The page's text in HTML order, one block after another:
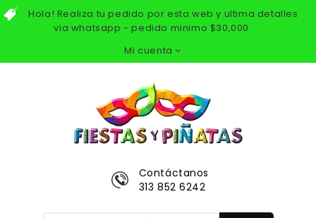
Hola! Realiza tu pedido por esta web y ultima detalles
via whatsapp - pedido minimo $30,000.
Mi cuenta
Contáctanos
313 852 6242